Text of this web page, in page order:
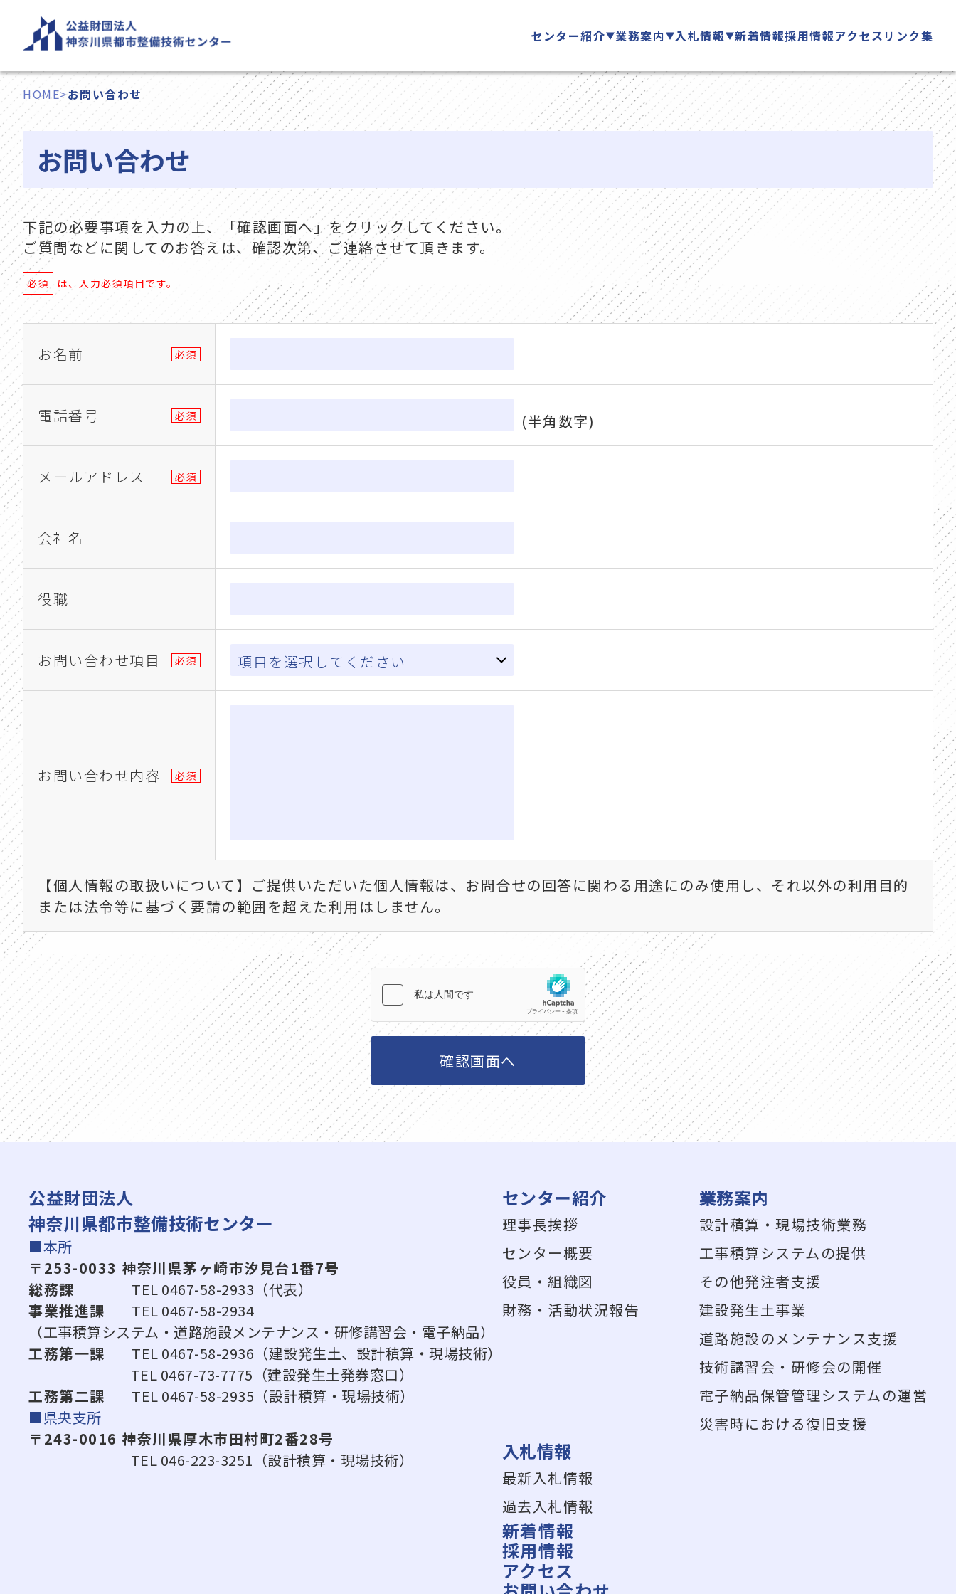
ス
キ
ッ
プ
センター紹介 業務案内 入札情報 新着情報採用情報アクセス リンク集
HOME>お問い合わせ
お問い合わせ
下記の必要事項を入力の上、「確認画面へ」をクリックしてください。
ご質問などに関してのお答えは、確認次第、ご連絡させて頂きます。
必須 は、入力必須項目です。
お名前 必須
電話番号 必須 (半角数字)
メールアドレス 必須
会社名
役職
お問い合わせ項目 必須
お問い合わせ内容 必須
【個人情報の取扱いについて】ご提供いただいた個人情報は、お問合せの回答に関わる用途にのみ使用し、それ以外の利用目的
または法令等に基づく要請の範囲を超えた利用はしません。
確認画面へ
公益財団法人
神奈川県都市整備技術センター
■本所
〒253-0033 神奈川県茅ヶ崎市汐見台1番7号
総務課
TEL 0467-58-2933（代表）
事業推進課
TEL 0467-58-2934
（工事積算システム・道路施設メンテナンス・研修講習会・電子納品）
工務第一課
TEL 0467-58-2936（建設発生土、設計積算・現場技術）
TEL 0467-73-7775（建設発生土発券窓口）
工務第二課
TEL 0467-58-2935（設計積算・現場技術）
■県央支所
〒243-0016 神奈川県厚木市田村町2番28号
TEL 046-223-3251（設計積算・現場技術）
センター紹介
理事長挨拶
センター概要
役員・組織図
財務・活動状況報告
業務案内
設計積算・現場技術業務
工事積算システムの提供
その他発注者支援
建設発生土事業
道路施設のメンテナンス支援
技術講習会・研修会の開催
電子納品保管管理システムの運営
災害時における復旧支援
入札情報
最新入札情報
過去入札情報
新着情報
採用情報
アクセス